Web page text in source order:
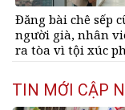
Đăng bài chê sếp
người già, nhân
ra tòa vì tội xúc
TIN MỚI CẬP